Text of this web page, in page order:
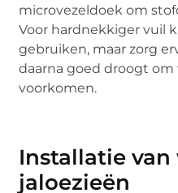
microvezeldoek om
Voor hardnekkiger vuil
gebruiken, maar zorg
daarna goed droogt
voorkomen.
Installatie
jaloezieën